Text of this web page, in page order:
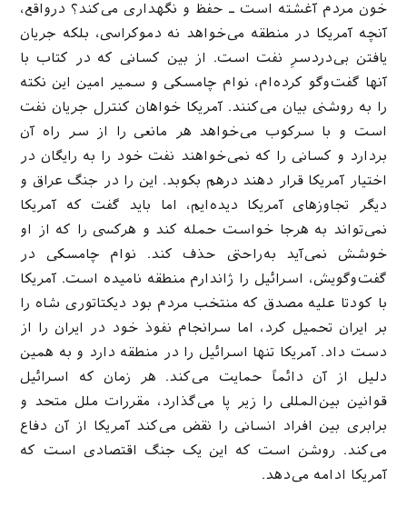
خون مردم آغشته است ـ حفظ و نگهداری می‌کند؟ درواقع،
آنچه آمریکا در منطقه می‌خواهد نه دموکراسی، بلکه جریان
یافتن بی‌دردسرِ نفت است. از بین کسانی که در کتاب با
آنها گفت‌وگو کرده‌ام، نوام چامسکی و سمیر امین این نکته
را به روشنی بیان می‌کنند. آمریکا خواهان کنترل جریان نفت
است و با سرکوب می‌خواهد هر مانعی را از سر راه آن
بردارد و کسانی را که نمی‌خواهند نفت خود را به رایگان در
اختیار آمریکا قرار دهند درهم بکوبد. این را در جنگ عراق و
دیگر تجاوزهای آمریکا دیده‌ایم، اما باید گفت که آمریکا
نمی‌تواند به هرجا خواست حمله کند و هرکسی را که از او
خوشش نمی‌آید به‌راحتی حذف کند. نوام چامسکی در
گفت‌وگویش، اسرائیل را ژاندارم منطقه نامیده است. آمریکا
با کودتا علیه مصدق که منتخب مردم بود دیکتاتوری شاه را
بر ایران تحمیل کرد، اما سرانجام نفوذ خود در ایران را از
دست داد. آمریکا تنها اسرائیل را در منطقه دارد و به همین
دلیل از آن دائماً حمایت می‌کند. هر زمان که اسرائیل
قوانین بین‌المللی را زیر پا می‌گذارد، مقررات ملل متحد و
برابری بین افراد انسانی را نقض می‌کند آمریکا از آن دفاع
می‌کند. روشن است که این یک جنگ اقتصادی است که
آمریکا ادامه می‌دهد.